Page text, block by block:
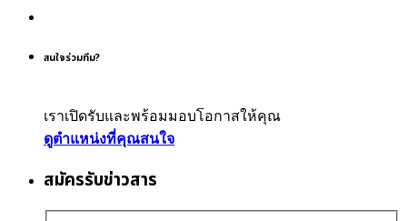
สนใจร่วมทีม?
เราเปิดรับและพร้อมมอบโอกาสให้คุณ
ดูตำแหน่งที่คุณสนใจ
สมัครรับข่าวสาร